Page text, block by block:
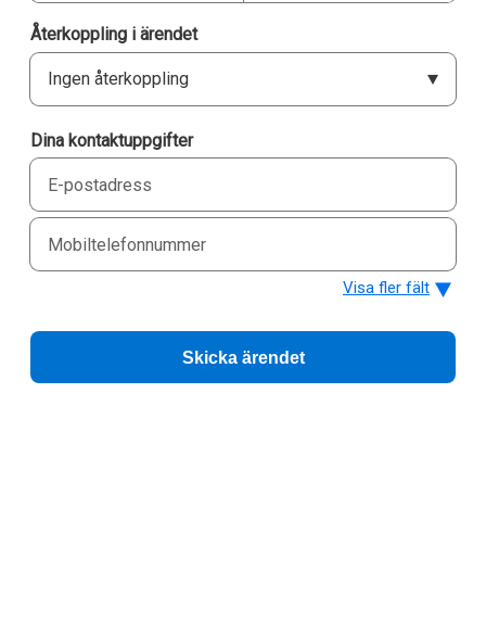
Återkoppling i ärendet
Ingen återkoppling
Dina kontaktuppgifter
E-
postadress
Mobiltelefonnummer
Visa fler fält
Skicka ärendet